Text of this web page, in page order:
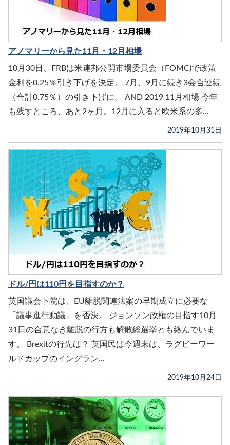
アノマリーから見た11月・12月相場
10月30日、FRBは米連邦公開市場委員会（FOMC)で政策
金利を0.25％引き下げを決定。 7月、9月に続き3会合連続
（合計0.75％）の引き下げに。 AND 2019 11月相場 今年
も残すところ、あと2ヶ月。12月に入ると欧米系の多...
2019年10月31日
ドル/円は110円を目指すのか？
英国議会下院は、EU離脱関連法案の早期成立に必要な
「議事進行動議」を否決。 ジョンソン政権の目指す10月
31日の合意なき離脱の行方も解散総選挙とも絡んでいま
す。 Brexitの行先は？ 英国民は今週末は、ラグビーワー
ルドカップのイングラン...
2019年10月24日